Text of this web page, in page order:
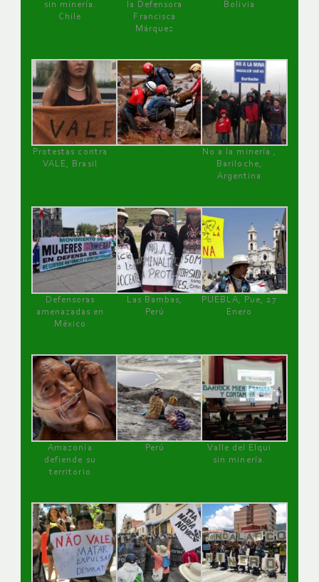
sin minería.
Chile
la Defensora
Francisca
Márquez
Bolivia
Protestas contra
VALE, Brasil
No a la minería ,
Bariloche,
Argentina
Defensoras
amenazadas en
México
Las Bambas,
Perú
PUEBLA, Pue, 27
Enero
Amazonía
defiende su
territorio
Perú
Valle del Elqui
sin minería.